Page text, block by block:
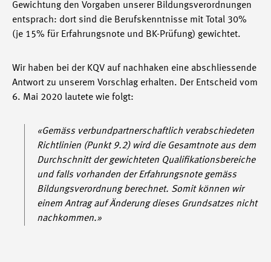
Gewichtung den Vorgaben unserer Bildungsverordnungen
entsprach: dort sind die Berufskenntnisse mit Total 30%
(je 15% für Erfahrungsnote und BK-Prüfung) gewichtet.
Wir haben bei der KQV auf nachhaken eine abschliessende
Antwort zu unserem Vorschlag erhalten. Der Entscheid vom
6. Mai 2020 lautete wie folgt:
«Gemäss verbundpartnerschaftlich verabschiedeten
Richtlinien (Punkt 9.2) wird die Gesamtnote aus dem
Durchschnitt der gewichteten Qualifikationsbereiche
und falls vorhanden der Erfahrungsnote gemäss
Bildungsverordnung berechnet. Somit können wir
einem Antrag auf Änderung dieses Grundsatzes nicht
nachkommen.»